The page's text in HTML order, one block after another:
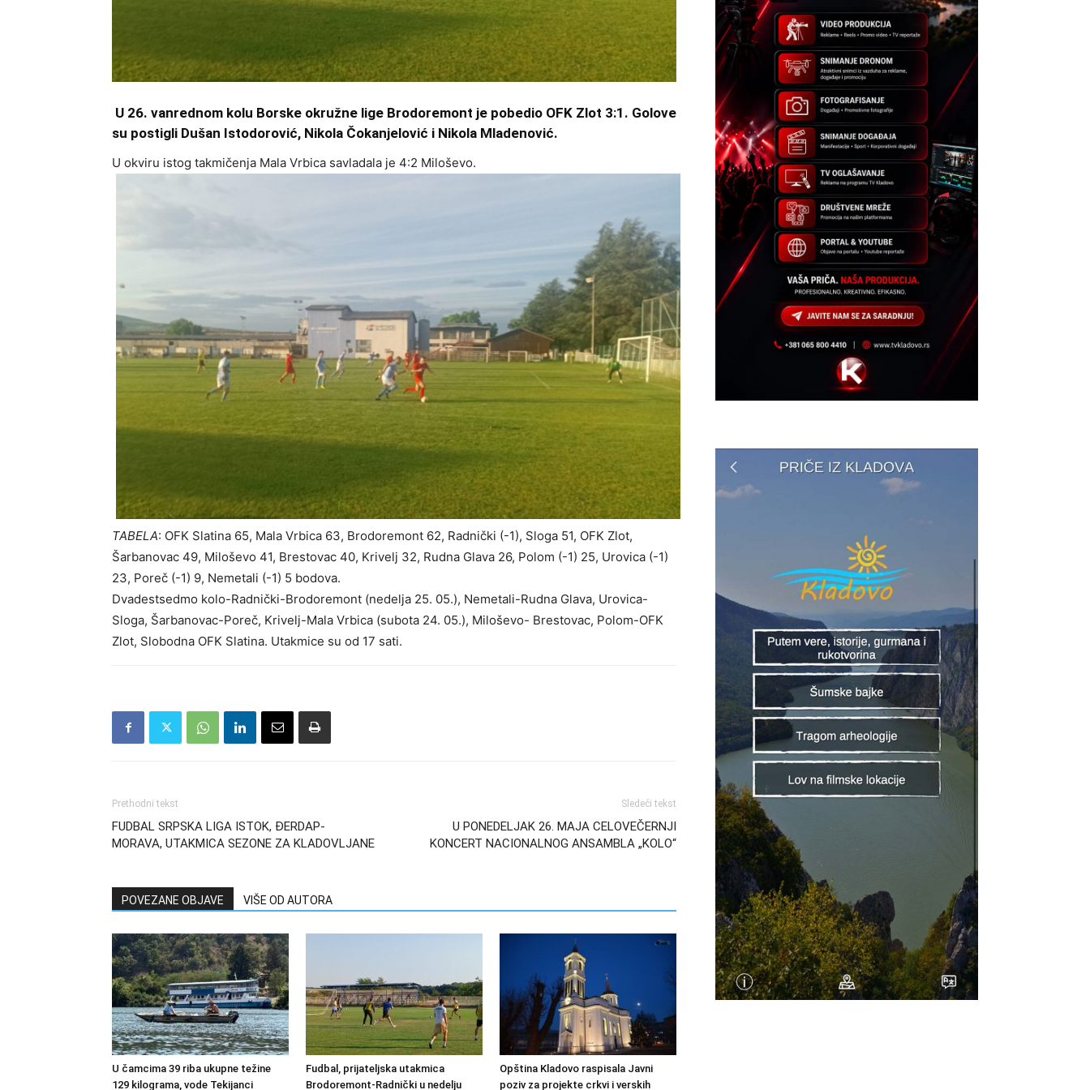
U 26. vanrednom kolu Borske okružne lige Brodoremont je pobedio OFK Zlot 3:1. Golove
su postigli Dušan Istodorović, Nikola Čokanjelović i Nikola Mladenović.
U okviru istog takmičenja Mala Vrbica savladala je 4:2 Miloševo.
TABELA: OFK Slatina 65, Mala Vrbica 63, Brodoremont 62, Radnički (-1), Sloga 51, OFK Zlot,
Šarbanovac 49, Miloševo 41, Brestovac 40, Krivelj 32, Rudna Glava 26, Polom (-1) 25, Urovica (-1)
23, Poreč (-1) 9, Nemetali (-1) 5 bodova.
Dvadestsedmo kolo-Radnički-Brodoremont (nedelja 25. 05.), Nemetali-Rudna Glava, Urovica-
Sloga, Šarbanovac-Poreč, Krivelj-Mala Vrbica (subota 24. 05.), Miloševo- Brestovac, Polom-OFK
Zlot, Slobodna OFK Slatina. Utakmice su od 17 sati.
Prethodni tekst
FUDBAL SRPSKA LIGA ISTOK, ĐERDAP-
MORAVA, UTAKMICA SEZONE ZA KLADOVLJANE
Sledeći tekst
U PONEDELJAK 26. MAJA CELOVEČERNJI
KONCERT NACIONALNOG ANSAMBLA „KOLO“
POVEZANE OBJAVE VIŠE OD AUTORA
U čamcima 39 riba ukupne težine
129 kilograma, vode Tekijanci
Fudbal, prijateljska utakmica
Brodoremont-Radnički u nedelju
Opština Kladovo raspisala Javni
poziv za projekte crkvi i verskih